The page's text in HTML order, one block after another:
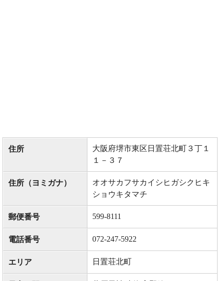
住所
大阪府堺市東区日置荘北町３丁１
１－３７
住所（ヨミガナ）
オオサカフサカイシヒガシクヒキ
ショウキタマチ
郵便番号 599-8111
電話番号 072-247-5922
エリア 日置荘北町